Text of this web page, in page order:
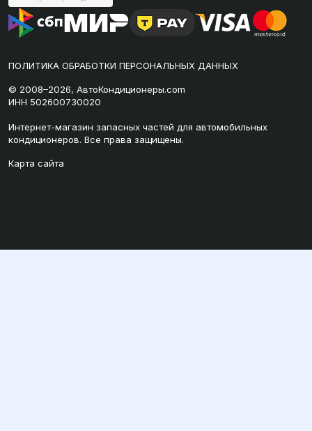
ПОЛИТИКА ОБРАБОТКИ ПЕРСОНАЛЬНЫХ ДАННЫХ
© 2008–2026, АвтоКондиционеры.com
ИНН 502600730020
Интернет-магазин запасных частей для автомобильных
кондиционеров. Все права защищены.
Карта сайта